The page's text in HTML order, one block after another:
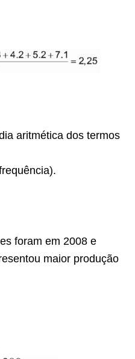
aritmética dos termos
foram em 2008 e
maior produção